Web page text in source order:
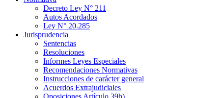
Decreto Ley N° 211
Autos Acordados
Ley N° 20.285
Jurisprudencia
Sentencias
Resoluciones
Informes Leyes Especiales
Recomendaciones Normativas
Instrucciones de carácter general
Acuerdos Extrajudiciales